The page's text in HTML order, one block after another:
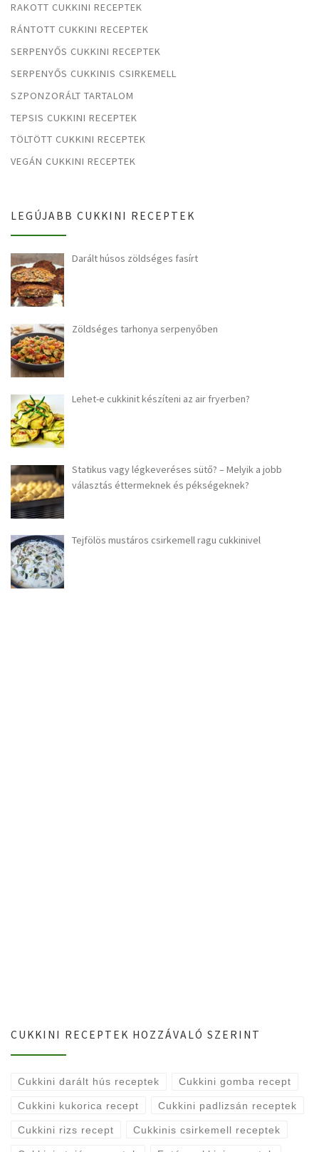
RAKOTT CUKKINI RECEPTEK
RÁNTOTT CUKKINI RECEPTEK
SERPENYŐS CUKKINI RECEPTEK
SERPENYŐS CUKKINIS CSIRKEMELL
SZPONZORÁLT TARTALOM
TEPSIS CUKKINI RECEPTEK
TÖLTÖTT CUKKINI RECEPTEK
VEGÁN CUKKINI RECEPTEK
LEGÚJABB CUKKINI RECEPTEK
Darált húsos zöldséges fasírt
Zöldséges tarhonya serpenyőben
Lehet-e cukkinit készíteni az air fryerben?
Statikus vagy légkeveréses sütő? – Melyik a jobb
választás éttermeknek és pékségeknek?
Tejfölös mustáros csirkemell ragu cukkinivel
CUKKINI RECEPTEK HOZZÁVALÓ SZERINT
Cukkini darált hús receptek Cukkini gomba recept
Cukkini kukorica recept Cukkini padlizsán receptek
Cukkini rizs recept Cukkinis csirkemell receptek